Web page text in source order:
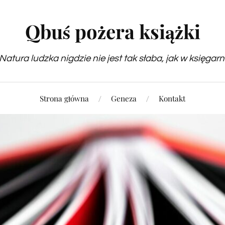
Qbuś pożera książki
ludzka nigdzie nie jest tak słaba, jak w
Strona główna Geneza Kontakt